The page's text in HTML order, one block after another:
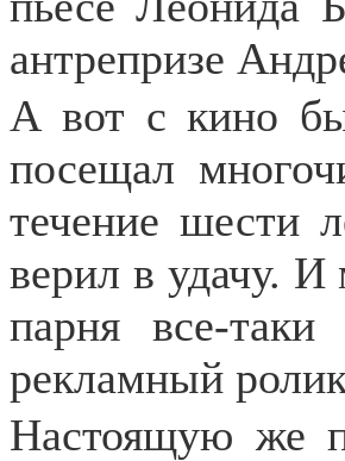
антрепризе
А вот с кино
посещал
течение шести
верил в удачу. И
парня все-
рекламный
Настоящую же